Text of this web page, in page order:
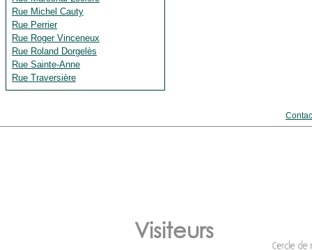
Rue Michel Cauty
Rue Perrier
Rue Roger Vinceneux
Rue Roland Dorgelès
Rue Sainte-Anne
Rue Traversière
Visiteurs